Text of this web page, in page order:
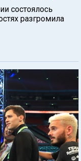
состоялось
разгромила